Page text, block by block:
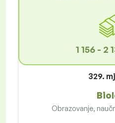
1 156 - 2
329.
Obrazovanje,